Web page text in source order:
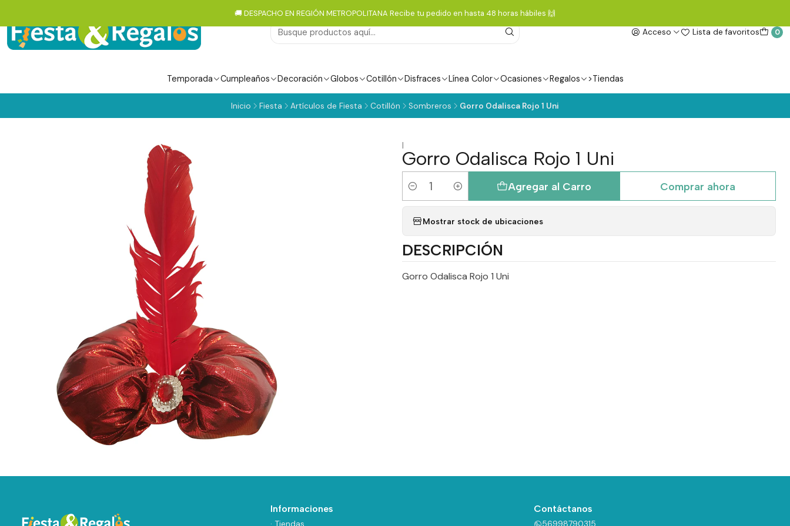
Acceso Lista de favoritos 0
Temporada Cumpleaños Decoración Globos Cotillón Disfraces Línea Color Ocasiones Regalos >Tiendas
🚚 DESPACHO EN REGIÓN METROPOLITANA Recibe tu pedido en hasta 48 horas hábiles 🙌
Inicio Fiesta Artículos de Fiesta Cotillón Sombreros Gorro Odalisca Rojo 1 Uni
|
Gorro Odalisca Rojo 1 Uni
Cantidad
Agregar al Carro Comprar ahora
Mostrar stock de ubicaciones
DESCRIPCIÓN
Gorro Odalisca Rojo 1 Uni
Informaciones
· Tiendas
Contáctanos
56998790315